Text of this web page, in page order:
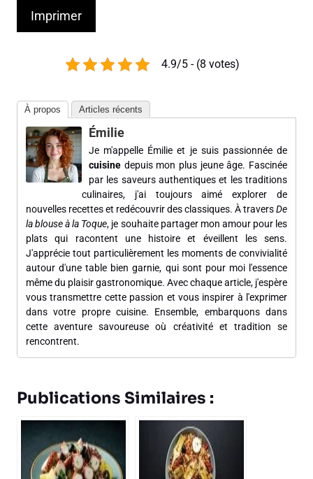
Imprimer
4.9/5 - (8 votes)
À propos Articles récents
Émilie
Je m'appelle Émilie et je suis passionnée de
cuisine depuis mon plus jeune âge. Fascinée
par les saveurs authentiques et les traditions
culinaires, j'ai toujours aimé explorer de
nouvelles recettes et redécouvrir des classiques. À traversDe
la blouse à la Toque, je souhaite partager mon amour pour les
plats qui racontent une histoire et éveillent les sens.
J'apprécie tout particulièrement les moments de convivialité
autour d'une table bien garnie, qui sont pour moi l'essence
même du plaisir gastronomique. Avec chaque article, j'espère
vous transmettre cette passion et vous inspirer à l'exprimer
dans votre propre cuisine. Ensemble, embarquons dans
cette aventure savoureuse où créativité et tradition se
rencontrent.
Publications Similaires :